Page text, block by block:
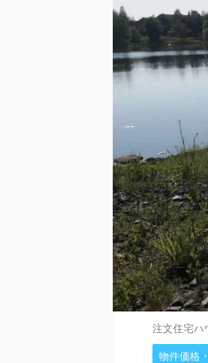
注⽂住宅ハ
物件価格